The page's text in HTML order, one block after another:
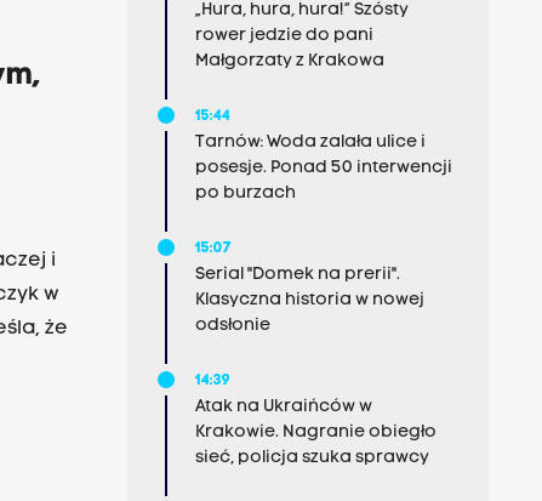
i
w
że
„Hura, hura, hura!” Szósty
rower jedzie do pani
Małgorzaty z Krakowa
15:44
Tarnów: Woda zalała ulice i
posesje. Ponad 50 interwencji
po burzach
15:07
Serial "Domek na prerii".
Klasyczna historia w nowej
odsłonie
14:39
Atak na Ukraińców w
Krakowie. Nagranie obiegło
sieć, policja szuka sprawcy